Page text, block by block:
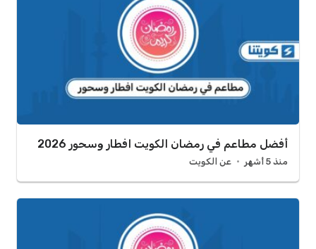
أفضل مطاعم في رمضان الكويت افطار وسحور 2026
منذ 5 أشهر عن الكويت